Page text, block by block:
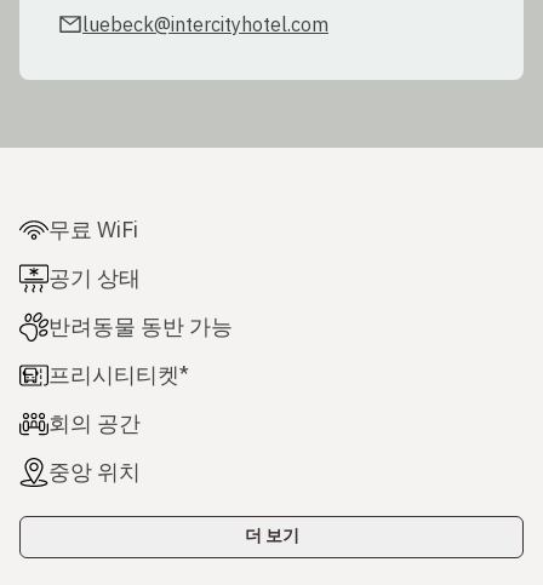
luebeck@intercityhotel.com
무료 WiFi
공기 상태
반려동물 동반 가능
프리시티티켓*
회의 공간
중앙 위치
더 보기